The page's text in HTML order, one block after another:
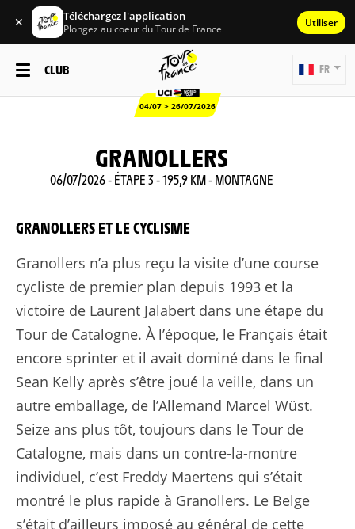
✕ Téléchargez l'application
Plongez au coeur du Tour de France Utiliser
CLUB
04/07 > 26/07/2026
FR
GRANOLLERS
06/07/2026 - ÉTAPE 3 - 195,9 KM - MONTAGNE
GRANOLLERS ET LE CYCLISME
Granollers n’a plus reçu la visite d’une course
cycliste de premier plan depuis 1993 et la
victoire de Laurent Jalabert dans une étape du
Tour de Catalogne. À l’époque, le Français était
encore sprinter et il avait dominé dans le final
Sean Kelly après s’être joué la veille, dans un
autre emballage, de l’Allemand Marcel Wüst.
Seize ans plus tôt, toujours dans le Tour de
Catalogne, mais dans un contre-la-montre
individuel, c’est Freddy Maertens qui s’était
montré le plus rapide à Granollers. Le Belge
s’était d’ailleurs imposé au général de cette